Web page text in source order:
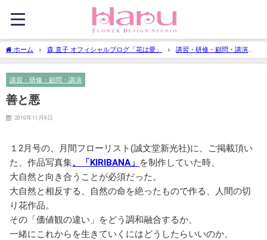
ホーム 森 直子 オフィシャルブログ「花は愛」
講習・研修・顧問・講演
善と悪
講習・研修・顧問・講演
善と悪
2010年11月9日
１2月号の、月間フローリスト(誠文堂新光社)に、ご掲載頂い
た、作品写真集、「KIRIBANA」 を制作していた時、
大自然と向き合うことが必須だった。
大自然と相反する、自然の命を絶ったもので作る、人間の切
り花作品。
その「価値観の違い」をどう調和融合するか、
一緒にこれからを生きていくにはどうしたらいいのか、